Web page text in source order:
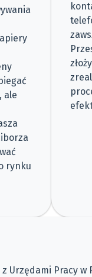
ale
rynku
Urzędami Pracy w